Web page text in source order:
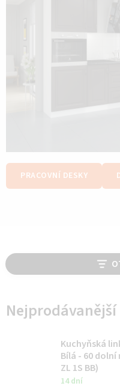
PRACOVNÍ DESKY
Nejprodávanější
Kuchyňská
Bílá - 60 dolní
ZL 1S BB)
14 dní
V
ý
i